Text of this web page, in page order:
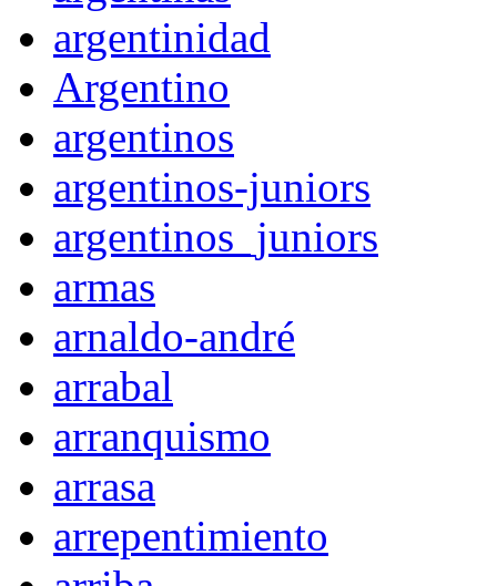
argentinidad
Argentino
argentinos
argentinos-juniors
argentinos_juniors
armas
arnaldo-andré
arrabal
arranquismo
arrasa
arrepentimiento